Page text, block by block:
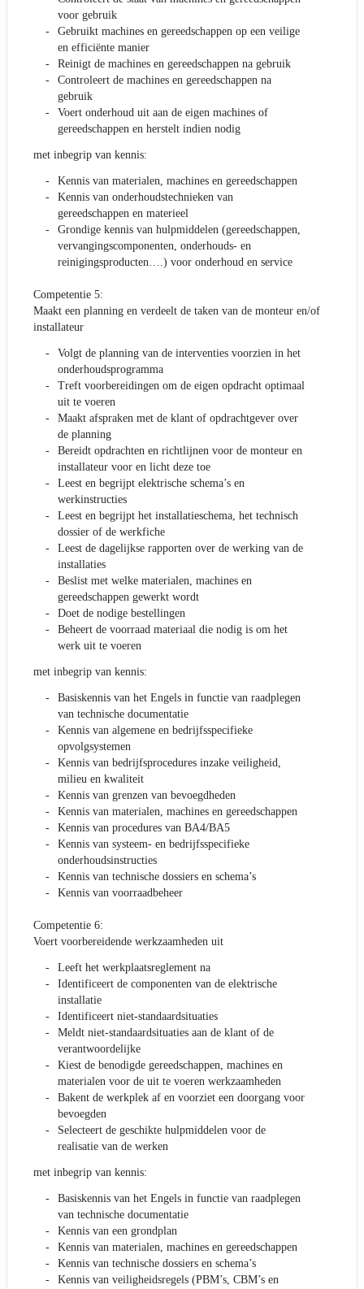
voor gebruik
Gebruikt machines en gereedschappen op een veilige
en efficiënte manier
Reinigt de machines en gereedschappen na gebruik
Controleert de machines en gereedschappen na
gebruik
Voert onderhoud uit aan de eigen machines of
gereedschappen en herstelt indien nodig
met inbegrip van kennis:
Kennis van materialen, machines en gereedschappen
Kennis van onderhoudstechnieken van
gereedschappen en materieel
Grondige kennis van hulpmiddelen (gereedschappen,
vervangingscomponenten, onderhouds- en
reinigingsproducten….) voor onderhoud en service
Competentie 5:
Maakt een planning en verdeelt de taken van de monteur en/of
installateur
Volgt de planning van de interventies voorzien in het
onderhoudsprogramma
Treft voorbereidingen om de eigen opdracht optimaal
uit te voeren
Maakt afspraken met de klant of opdrachtgever over
de planning
Bereidt opdrachten en richtlijnen voor de monteur en
installateur voor en licht deze toe
Leest en begrijpt elektrische schema’s en
werkinstructies
Leest en begrijpt het installatieschema, het technisch
dossier of de werkfiche
Leest de dagelijkse rapporten over de werking van de
installaties
Beslist met welke materialen, machines en
gereedschappen gewerkt wordt
Doet de nodige bestellingen
Beheert de voorraad materiaal die nodig is om het
werk uit te voeren
met inbegrip van kennis:
Basiskennis van het Engels in functie van raadplegen
van technische documentatie
Kennis van algemene en bedrijfsspecifieke
opvolgsystemen
Kennis van bedrijfsprocedures inzake veiligheid,
milieu en kwaliteit
Kennis van grenzen van bevoegdheden
Kennis van materialen, machines en gereedschappen
Kennis van procedures van BA4/BA5
Kennis van systeem- en bedrijfsspecifieke
onderhoudsinstructies
Kennis van technische dossiers en schema’s
Kennis van voorraadbeheer
Competentie 6:
Voert voorbereidende werkzaamheden uit
Leeft het werkplaatsreglement na
Identificeert de componenten van de elektrische
installatie
Identificeert niet-standaardsituaties
Meldt niet-standaardsituaties aan de klant of de
verantwoordelijke
Kiest de benodigde gereedschappen, machines en
materialen voor de uit te voeren werkzaamheden
Bakent de werkplek af en voorziet een doorgang voor
bevoegden
Selecteert de geschikte hulpmiddelen voor de
realisatie van de werken
met inbegrip van kennis:
Basiskennis van het Engels in functie van raadplegen
van technische documentatie
Kennis van een grondplan
Kennis van materialen, machines en gereedschappen
Kennis van technische dossiers en schema’s
Kennis van veiligheidsregels (PBM’s, CBM’s en